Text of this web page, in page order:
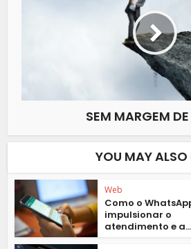
SEM MARGEM DE
YOU MAY ALSO
Web
Como o
impulsionar o
atendimento e a...